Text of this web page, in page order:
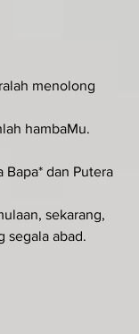
menolong
hambaMu.
Bapa* dan Putera
sekarang,
segala abad.